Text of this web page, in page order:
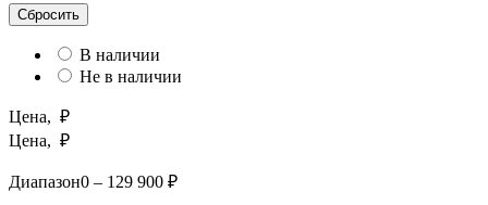
Сбросить
В наличии
Не в наличии
Цена, ₽
Цена, ₽
Диапазон0 – 129 900 ₽